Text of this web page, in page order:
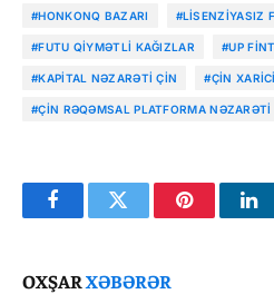
#HONKONQ BAZARI #LISENZIYASIZ
#FUTU QIYMƏTLI KAĞIZLAR #UP
#KAPITAL NƏZARƏTI ÇIN #ÇIN
#ÇIN RƏQƏMSAL PLATFORMA NƏZARƏTI
FacebookTwitter Pinterest
OXŞARXƏBƏRƏR